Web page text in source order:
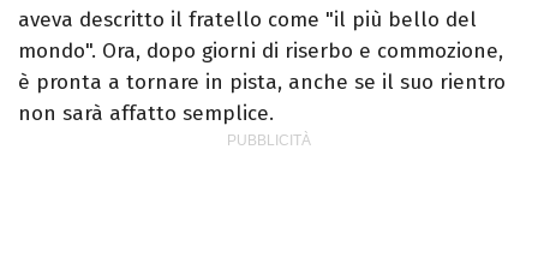
aveva descritto il fratello come "il più bello del
mondo". Ora, dopo giorni di riserbo e commozione,
è pronta a tornare in pista, anche se il suo rientro
non sarà affatto semplice.